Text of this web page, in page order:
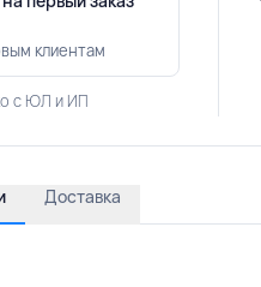
клиентам
с ЮЛ и ИП
Доставка